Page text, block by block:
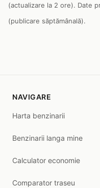
(actualizare la 2 ore). Date
(publicare săptămânală).
NAVIGARE
Harta benzinarii
Benzinarii langa mine
Calculator economie
Comparator traseu